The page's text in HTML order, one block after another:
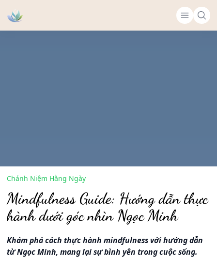
Chánh Niệm Hằng Ngày
Mindfulness Guide: Hướng dẫn thực
hành dưới góc nhìn Ngọc Minh
Khám phá cách thực hành mindfulness với hướng dẫn
từ Ngọc Minh, mang lại sự bình yên trong cuộc sống.